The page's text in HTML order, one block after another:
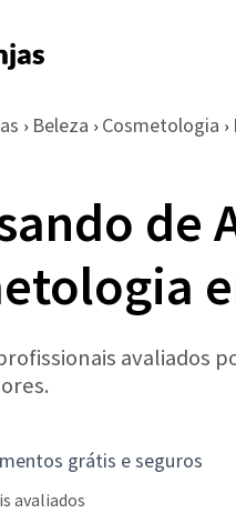
› Beleza › Cosmetologia ›
de
avaliados
grátis e seguros
avaliados